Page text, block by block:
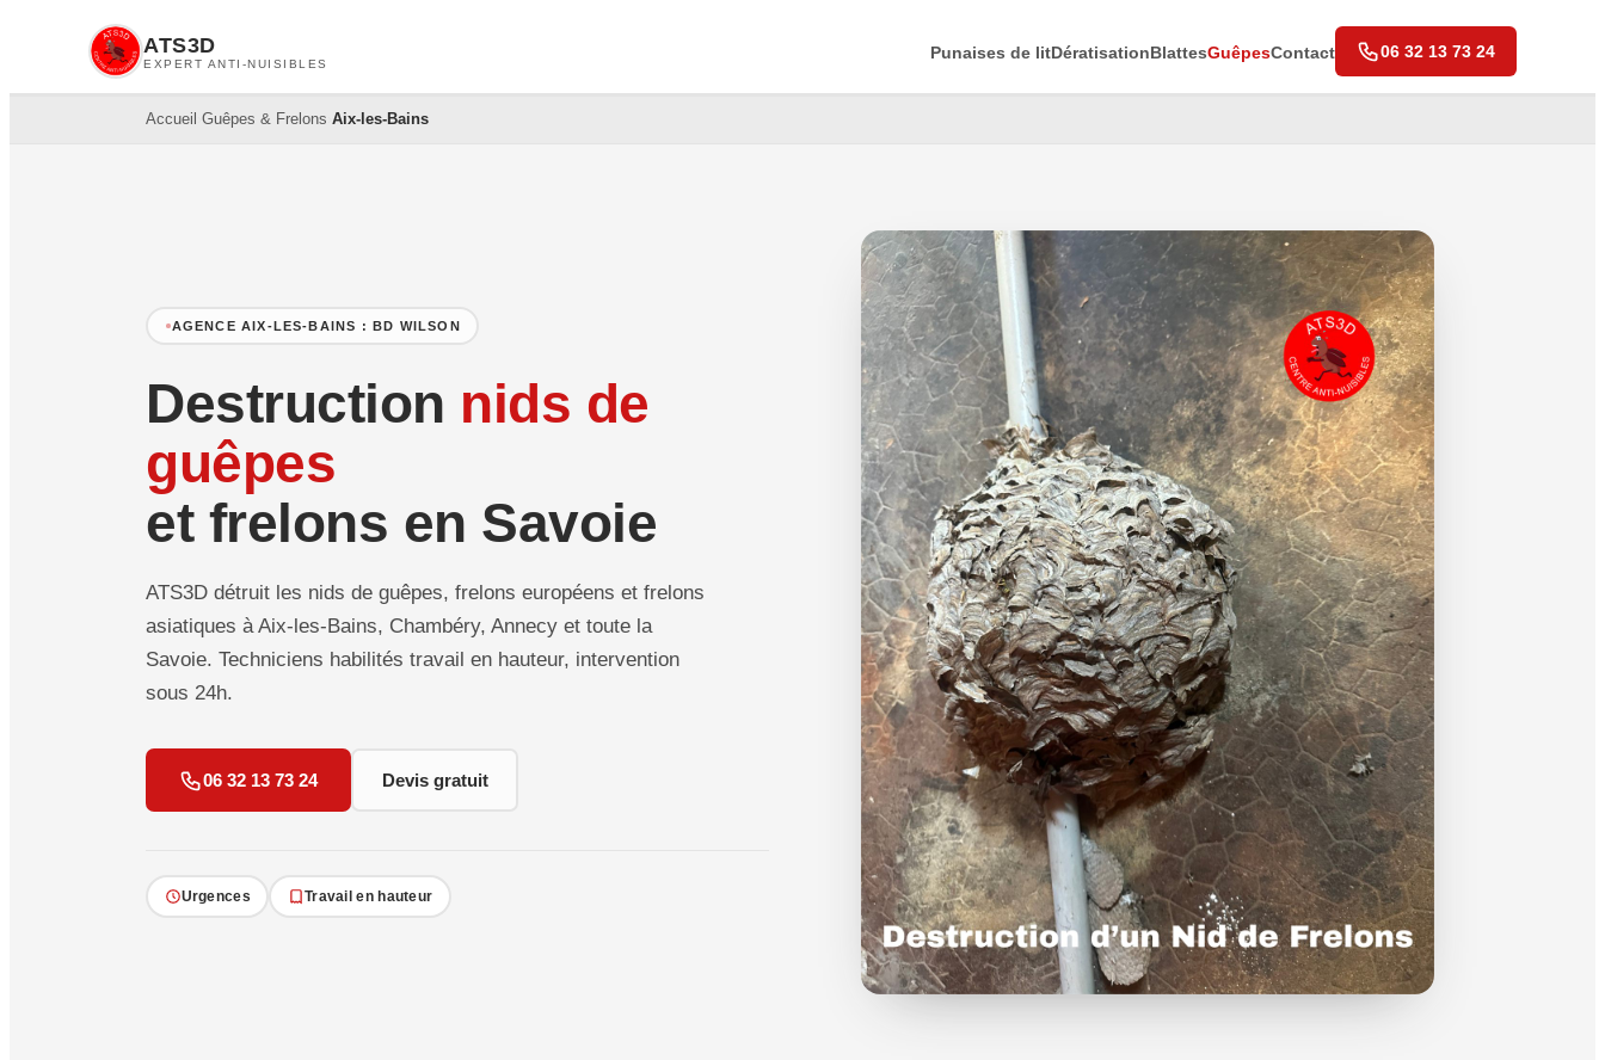
ATS3D
EXPERT ANTI-NUISIBLES
Punaises de litDératisationBlattesGuêpesContact 06 32 13 73 24
Accueil Guêpes & Frelons Aix-les-Bains
AGENCE AIX-LES-BAINS : BD WILSON
Destruction nids de
guêpes
et frelons en Savoie
ATS3D détruit les nids de guêpes, frelons européens et frelons
asiatiques à Aix-les-Bains, Chambéry, Annecy et toute la
Savoie. Techniciens habilités travail en hauteur, intervention
sous 24h.
06 32 13 73 24 Devis gratuit
Urgences Travail en hauteur